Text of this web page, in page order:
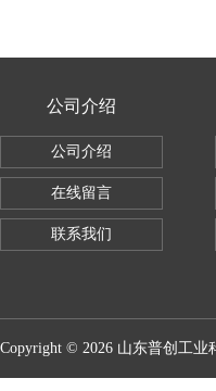
公司介绍
公司介绍
在线留言
联系我们
Copyright © 2026 山东普创工业